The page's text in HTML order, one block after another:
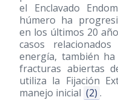
el Enclavado
húmero ha
en los últimos 20
casos
energía, también
fracturas abiertas
utiliza la Fijación
manejo inicial (2) .